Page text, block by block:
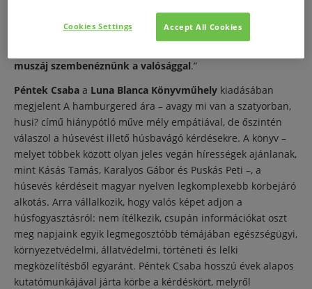
jövőjére és több milliárd, a Földön velünk együtt élő érző
lény, vagyis az állatok életére. Ahhoz azonban, hogy
muszáj szembenéznünk a valósággal.”
Péntek Csaba a Luna Blanca Könyvműhely kiadásában
megjelent A hamburgered ára – avagy mi van a szatyorban,
husi? című hiánypótló műve mély empátiával, de őszintén
válaszol a húsevést illető húsbavágó kérdésekre. A könyv –
melyet többek között olyan jeles vegán hírességek ajánlanak,
mint Kásás Tamás, Karalyos Gábor és Puskás Peti –, a
húsevés kérdéseit magyar nyelven legkomplexebb körbejáró
alkotás. Arra vállalkozik, hogy valós képet adjon a
húsfogyasztásról: nem ítélkezik, csupán információkat oszt
meg napjaink egyik legmegosztóbb témájában egészségügyi,
környezetvédelmi, állatvédelmi, történeti és lelki
megközelítésből egyaránt. Péntek Csaba hosszú évek alapos
kutatómunkájával járta körbe a kérdéskört, melyről
Accept All Cookies
Cookies Settings